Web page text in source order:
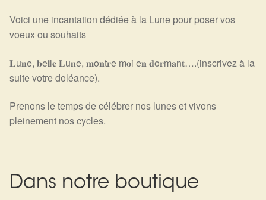
Voici une incantation dédiée à la Lune pour poser vos
voeux ou souhaits
𝐋u𝐧e, 𝐛e𝐥l𝐞 𝐋u𝐧e, 𝐦o𝐧t𝐫e m𝐨i e𝐧 𝐝o𝐫m𝐚n𝐭….(inscrivez à la
suite votre doléance).
Prenons le temps de célébrer nos lunes et vivons
pleinement nos cycles.
Dans notre boutique